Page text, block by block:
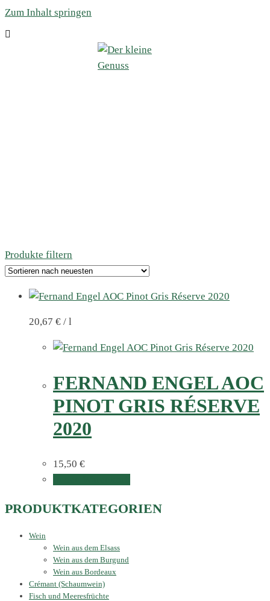
Zum Inhalt springen
Produkte filtern
20,67 € / l
FERNAND ENGEL AOC
PINOT GRIS RÉSERVE
2020
15,50 €
PRODUKTKATEGORIEN
Wein
Wein aus dem Elsass
Wein aus dem Burgund
Wein aus Bordeaux
Crémant (Schaumwein)
Fisch und Meeresfrüchte